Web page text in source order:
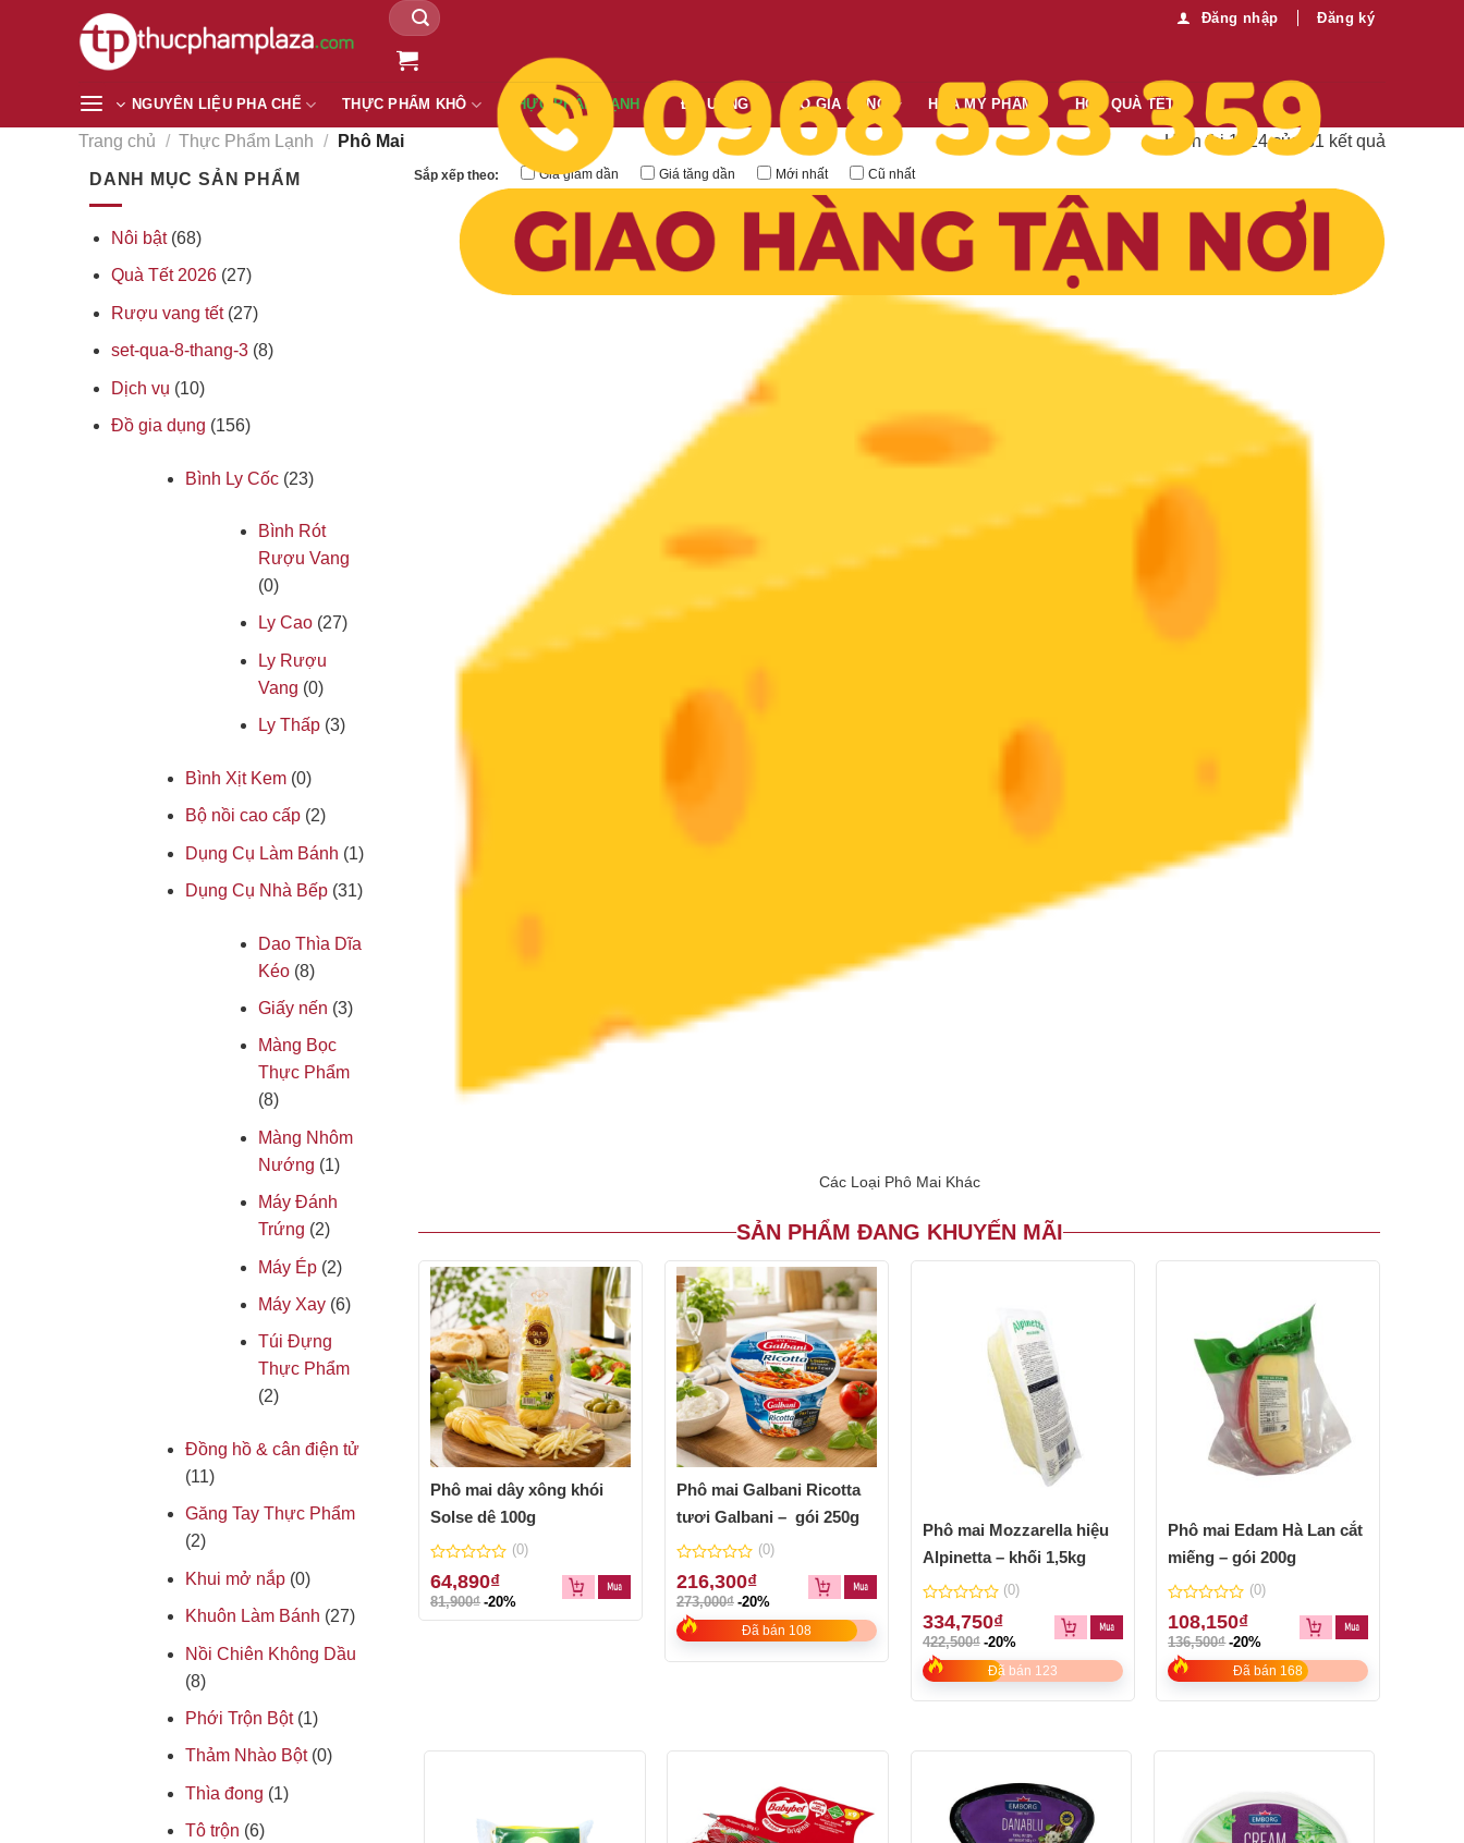
Tìm
kiếm:
Đăng nhập Đăng ký
NGUYÊN LIỆU PHA CHẾ THỰC PHẨM KHÔ THỰC PHẨM LẠNH ĐỒ UỐNG ĐỒ GIA DỤNG HÓA MỸ PHẨM HỘP QUÀ TẾT
Trang chủ / Thực Phẩm Lạnh / Phô Mai Hiển thị 1–24 của 31 kết quả
DANH MỤC SẢN PHẨM
Nôi bật (68)
Quà Tết 2026 (27)
Rượu vang tết (27)
set-qua-8-thang-3 (8)
Dịch vụ (10)
Đồ gia dụng (156)
Bình Ly Cốc (23)
Bình Rót
Rượu Vang
(0)
Ly Cao (27)
Ly Rượu
Vang (0)
Ly Thấp (3)
Bình Xịt Kem (0)
Bộ nồi cao cấp (2)
Dụng Cụ Làm Bánh (1)
Dụng Cụ Nhà Bếp (31)
Dao Thìa Dĩa
Kéo (8)
Giấy nến (3)
Màng Bọc
Thực Phẩm
(8)
Màng Nhôm
Nướng (1)
Máy Đánh
Trứng (2)
Máy Ép (2)
Máy Xay (6)
Túi Đựng
Thực Phẩm
(2)
Đồng hồ & cân điện tử
(11)
Găng Tay Thực Phẩm
(2)
Khui mở nắp (0)
Khuôn Làm Bánh (27)
Nồi Chiên Không Dầu
(8)
Phới Trộn Bột (1)
Thảm Nhào Bột (0)
Thìa đong (1)
Tô trộn (6)
Sắp xếp theo: Giá giảm dần Giá tăng dần Mới nhất Cũ nhất
Các Loại Phô Mai Khác
SẢN PHẨM ĐANG KHUYẾN MÃI
Phô mai dây xông khói
Solse dê 100g
0
out
of
(0)
64,890₫
81,900₫ -20%
Phô mai Galbani Ricotta
tươi Galbani – gói 250g
0
out
of
5
(0)
216,300₫
273,000₫ -20%
Đã bán 108
Phô mai Mozzarella hiệu
Alpinetta – khối 1,5kg
0
out
of
5
(0)
334,750₫
422,500₫ -20%
Đã bán 123
Phô mai Edam Hà Lan cắt
miếng – gói 200g
0
out
of
5
(0)
108,150₫
136,500₫ -20%
Đã bán 168